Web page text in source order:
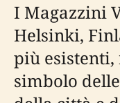
I Magazzini
Helsinki,
più
simbolo